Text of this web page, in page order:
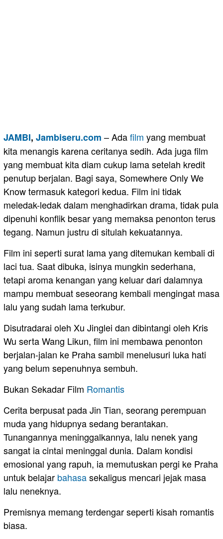
JAMBI, Jambiseru.com – Adafilm yang membuat
kita menangis karena ceritanya sedih. Ada juga film
yang membuat kita diam cukup lama setelah kredit
penutup berjalan. Bagi saya, Somewhere Only We
Know termasuk kategori kedua. Film ini tidak
meledak-ledak dalam menghadirkan drama, tidak pula
dipenuhi konflik besar yang memaksa penonton terus
tegang. Namun justru di situlah kekuatannya.
Film ini seperti surat lama yang ditemukan kembali di
laci tua. Saat dibuka, isinya mungkin sederhana,
tetapi aroma kenangan yang keluar dari dalamnya
mampu membuat seseorang kembali mengingat masa
lalu yang sudah lama terkubur.
Disutradarai oleh Xu Jinglei dan dibintangi oleh Kris
Wu serta Wang Likun, film ini membawa penonton
berjalan-jalan ke Praha sambil menelusuri luka hati
yang belum sepenuhnya sembuh.
Bukan Sekadar Film Romantis
Cerita berpusat pada Jin Tian, seorang perempuan
muda yang hidupnya sedang berantakan.
Tunangannya meninggalkannya, lalu nenek yang
sangat ia cintai meninggal dunia. Dalam kondisi
emosional yang rapuh, ia memutuskan pergi ke Praha
untuk belajar bahasasekaligus mencari jejak masa
lalu neneknya.
Premisnya memang terdengar seperti kisah romantis
biasa.